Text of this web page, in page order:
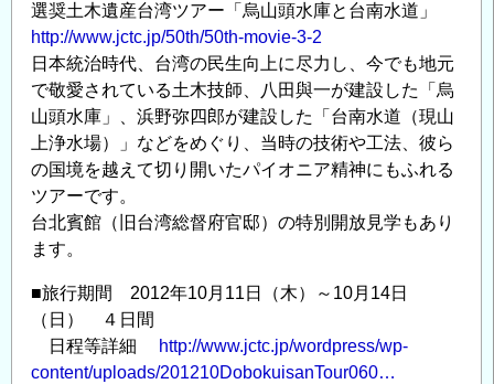
選奨土木遺産台湾ツアー「烏山頭水庫と台南水道」
http://www.jctc.jp/50th/50th-movie-3-2
日本統治時代、台湾の民生向上に尽力し、今でも地元
で敬愛されている土木技師、八田與一が建設した「烏
山頭水庫」、浜野弥四郎が建設した「台南水道（現山
上浄水場）」などをめぐり、当時の技術や工法、彼ら
の国境を越えて切り開いたパイオニア精神にもふれる
ツアーです。
台北賓館（旧台湾総督府官邸）の特別開放見学もあり
ます。
■旅行期間 2012年10月11日（木）～10月14日
（日） ４日間
日程等詳細
http://www.jctc.jp/wordpress/wp-
content/uploads/201210DobokuisanTour060…